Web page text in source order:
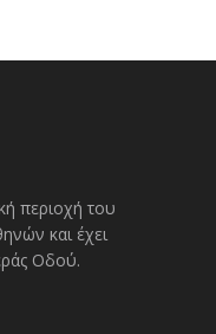
περιοχή του
και έχει
Οδού.